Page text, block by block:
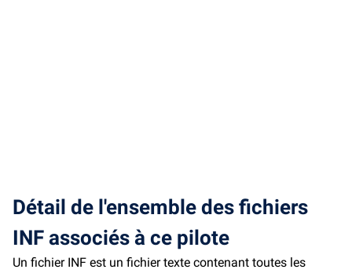
Détail de l'ensemble des fichiers
INF associés à ce pilote
Un fichier INF est un fichier texte contenant toutes les